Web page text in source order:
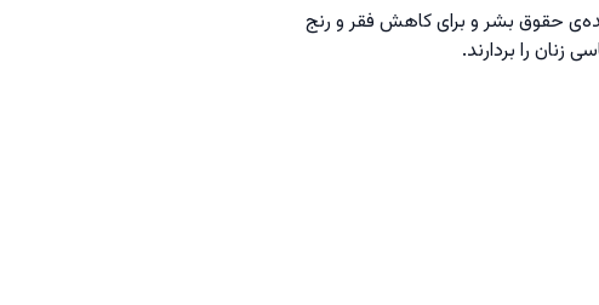
حقوق بشر و برای کاهش فقر و رنج
را بردارند.